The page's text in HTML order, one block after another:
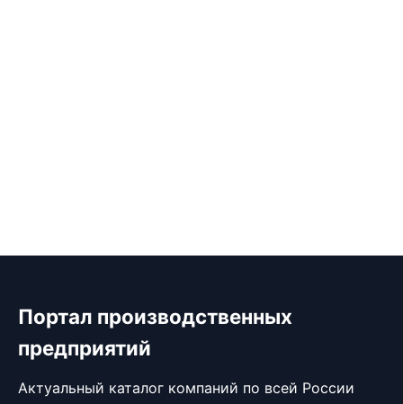
Портал производственных
предприятий
Актуальный каталог компаний по всей России